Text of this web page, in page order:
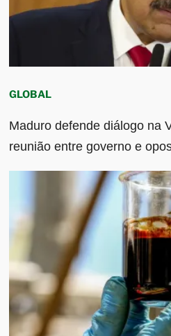
GLOBAL
Maduro defende diálogo na
reunião entre governo e